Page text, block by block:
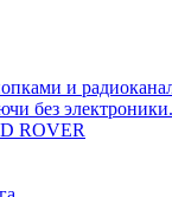
и
без электроники.
ROVER